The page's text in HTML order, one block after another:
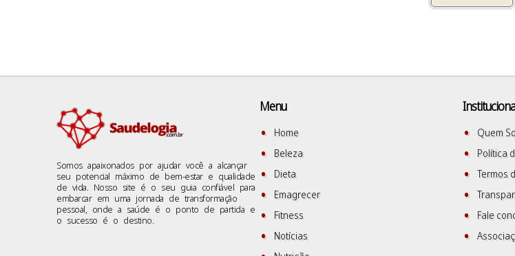
Somos apaixonados por ajudar você a alcançar
seu potencial máximo de bem-estar e qualidade
de vida. Nosso site é o seu guia confiável para
embarcar em uma jornada de transformação
pessoal, onde a saúde é o ponto de partida e
o sucesso é o destino.
Menu
Home
Beleza
Dieta
Emagrecer
Fitness
Notícias
Quem
Política
Termos
Fale